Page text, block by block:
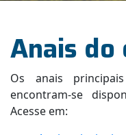
Anais
Os anais
encontram-se
Acesse em: